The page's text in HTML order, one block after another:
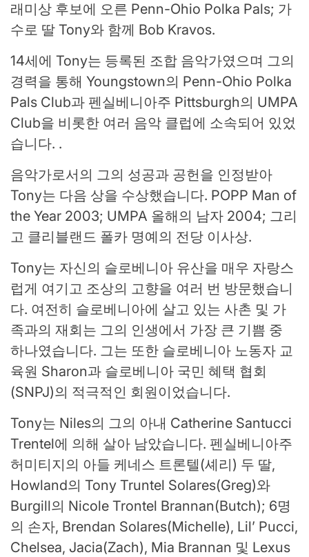
래미상 후보에 오른 Penn-Ohio Polka Pals; 가
수로 딸 Tony와 함께 Bob Kravos.
14세에 Tony는 등록된 조합 음악가였으며 그의
경력을 통해 Youngstown의 Penn-Ohio Polka
Pals Club과 펜실베니아주 Pittsburgh의 UMPA
Club을 비롯한 여러 음악 클럽에 소속되어 있었
습니다. .
음악가로서의 그의 성공과 공헌을 인정받아
Tony는 다음 상을 수상했습니다. POPP Man of
the Year 2003; UMPA 올해의 남자 2004; 그리
고 클리블랜드 폴카 명예의 전당 이사상.
Tony는 자신의 슬로베니아 유산을 매우 자랑스
럽게 여기고 조상의 고향을 여러 번 방문했습니
다. 여전히 슬로베니아에 살고 있는 사촌 및 가
족과의 재회는 그의 인생에서 가장 큰 기쁨 중
하나였습니다. 그는 또한 슬로베니아 노동자 교
육원 Sharon과 슬로베니아 국민 혜택 협회
(SNPJ)의 적극적인 회원이었습니다.
Tony는 Niles의 그의 아내 Catherine Santucci
Trentel에 의해 살아 남았습니다. 펜실베니아주
허미티지의 아들 케네스 트론텔(셰리) 두 딸,
Howland의 Tony Truntel Solares(Greg)와
Burgill의 Nicole Trontel Brannan(Butch); 6명
의 손자, Brendan Solares(Michelle), Lil’ Pucci,
Chelsea, Jacia(Zach), Mia Brannan 및 Lexus